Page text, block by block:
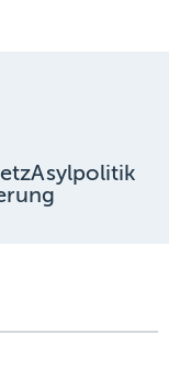
Asylpolitik